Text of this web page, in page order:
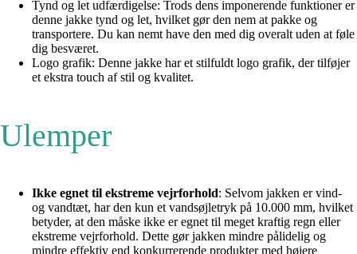
Tynd og let udfærdigelse: Trods dens imponerende funktioner er
denne jakke tynd og let, hvilket gør den nem at pakke og
transportere. Du kan nemt have den med dig overalt uden at føle
dig besværet.
Logo grafik: Denne jakke har et stilfuldt logo grafik, der tilføjer
et ekstra touch af stil og kvalitet.
Ulemper
Ikke egnet til ekstreme vejrforhold: Selvom jakken er vind-
og vandtæt, har den kun et vandsøjletryk på 10.000 mm, hvilket
betyder, at den måske ikke er egnet til meget kraftig regn eller
ekstreme vejrforhold. Dette gør jakken mindre pålidelig og
mindre effektiv end konkurrerende produkter med højere